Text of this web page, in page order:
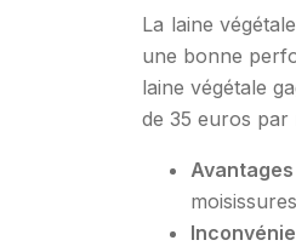
La laine
une bonne
laine végétale
de 35 euros par
Avantages